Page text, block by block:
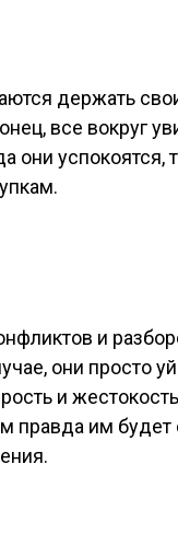
держать
все вокруг
они успокоятся,
и
они просто
и
правда им